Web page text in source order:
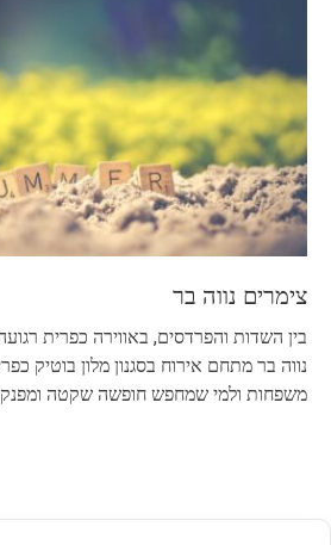
צימרים נווה בר
בין השדות והפרדסים, באווירה כפרית
נווה בר מתחם אירוח בסגנון מלון בוטיק
משפחות ולמי שמחפש חופשה שקטה